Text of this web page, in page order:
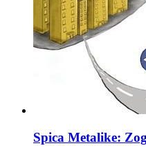
Spica Metalike: